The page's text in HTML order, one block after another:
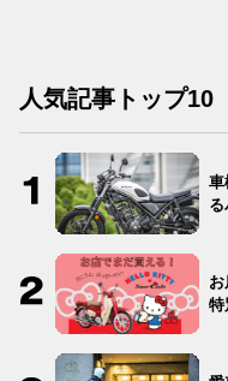
人気記事トップ10
車
特